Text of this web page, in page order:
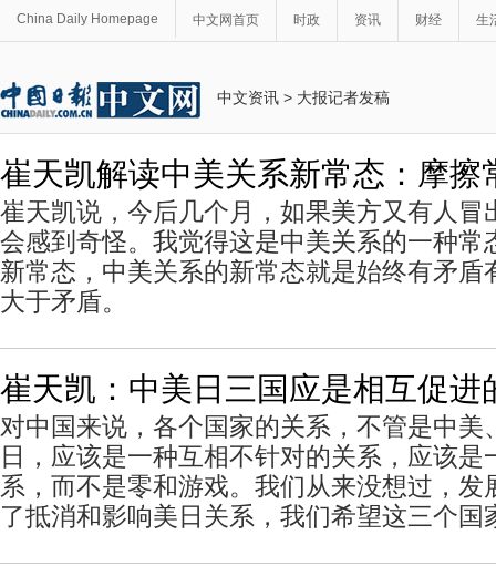
China Daily Homepage 中文网首页 时政 资讯 财经 生
中文资讯 > 大报记者发稿
崔天凯解读中美关系新常态：摩擦
崔天凯说，今后几个月，如果美方又有人冒
会感到奇怪。我觉得这是中美关系的一种常
新常态，中美关系的新常态就是始终有矛盾
大于矛盾。
崔天凯：中美日三国应是相互促进
对中国来说，各个国家的关系，不管是中美
日，应该是一种互相不针对的关系，应该是
系，而不是零和游戏。我们从来没想过，发
了抵消和影响美日关系，我们希望这三个国